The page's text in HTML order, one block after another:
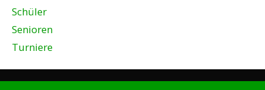
Schüler
Senioren
Turniere